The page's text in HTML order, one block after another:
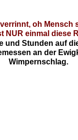
oh Mensch
NUR einmal diese
und Stunden auf
an der
Wimpernschlag.